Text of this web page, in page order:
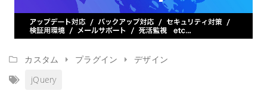
カスタム プラグイン
デザイン
jQuery